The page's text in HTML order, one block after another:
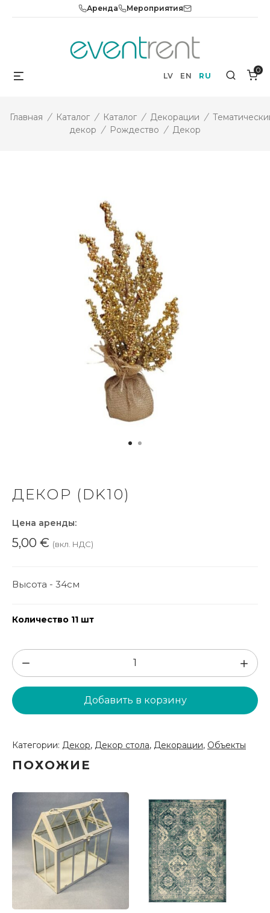
Аренда Мероприятия
LV EN RU Search
0
Главная / Каталог / Каталог / Декорации /
декор / Рождество / Декор
ДЕКОР (DK10)
Цена аренды:
5,00 € (вкл. НДС)
Высота - 34см
Количество 11 шт
Количество
товара
Декор
(DK10)
Добавить в корзину
Категории: Декор, Декор стола, Декорации, Объекты
ПОХОЖИЕ